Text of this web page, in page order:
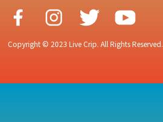
Copyright © 2023 Live Crip. All Rights Reserved.